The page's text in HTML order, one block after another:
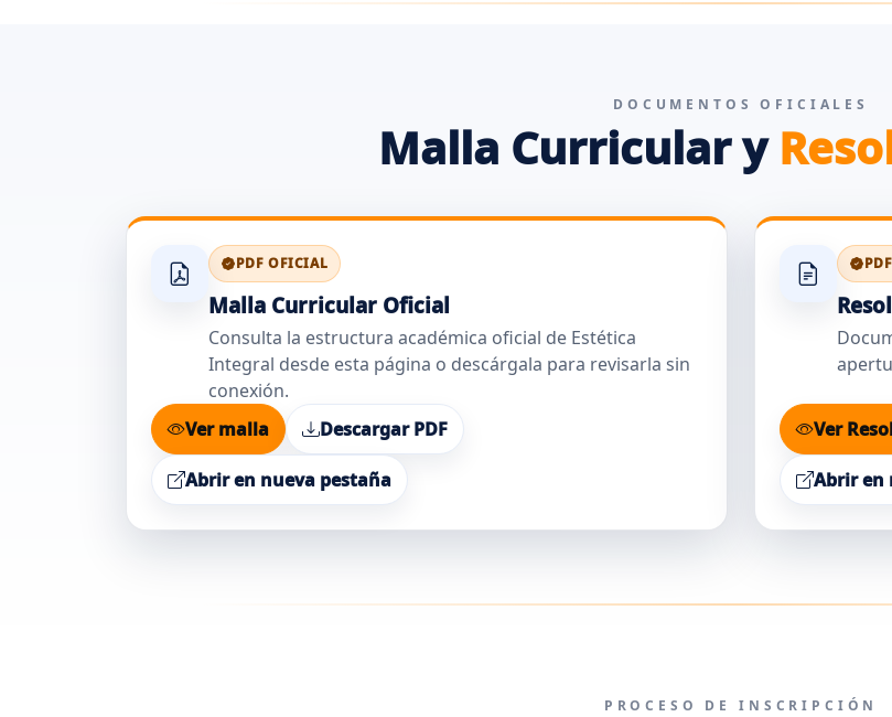
DOCUMENTOS OFICIALES
Malla Curricular y
PDF OFICIAL
Malla Curricular Oficial
Consulta la estructura académica oficial de Estética
Integral desde esta página o descárgala para revisarla sin
conexión.
Ver malla
Descargar PDF
Abrir en nueva pestaña
Ver
Abrir en
PROCESO DE INSCRIPCIÓN